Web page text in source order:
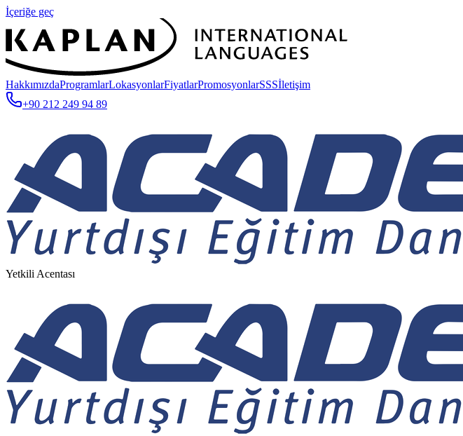
İçeriğe geç
HakkımızdaProgramlarLokasyonlarFiyatlarPromosyonlarSSSİletişim
+90 212 249 94 89
Yetkili Acentası